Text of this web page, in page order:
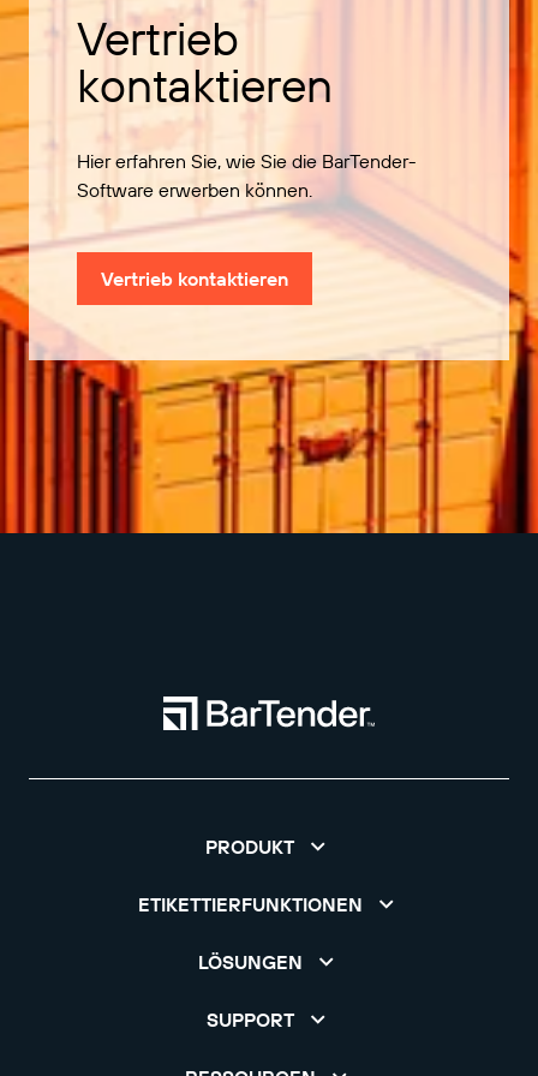
Vertrieb
kontaktieren
Hier erfahren Sie, wie Sie die BarTender-
Software erwerben können.
Vertrieb kontaktieren
PRODUKT
ETIKETTIERFUNKTIONEN
LÖSUNGEN
SUPPORT